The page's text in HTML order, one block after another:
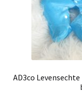
AD3co